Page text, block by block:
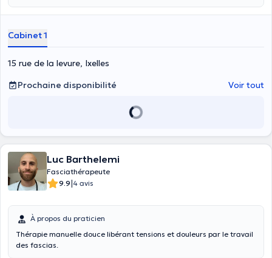
Cabinet 1
15 rue de la levure, Ixelles
Prochaine disponibilité
Voir tout
Luc Barthelemi
Fasciathérapeute
9.9|4 avis
À propos du praticien
Thérapie manuelle douce libérant tensions et douleurs par le travail
des fascias.